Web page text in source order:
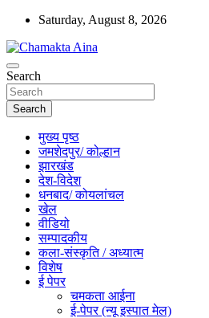
Skip
content
Saturday, August 8, 2026
Chamakta Aina
Hindi News Paper – Jharkhand
Search
Search
मुख्य पृष्ठ
जमशेदपुर/ कोल्हान
झारखंड
देश-विदेश
धनबाद/ कोयलांचल
खेल
वीडियो
सम्पादकीय
कला-संस्कृति / अध्यात्म
विशेष
ई पेपर
चमकता आईना
ई-पेपर (न्यू इस्पात मेल)